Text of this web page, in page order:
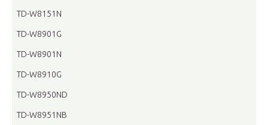
TD-W8151N
TD-W8901G
TD-W8901N
TD-W8910G
TD-W8950ND
TD-W8951NB